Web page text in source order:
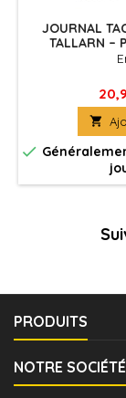
JOURNAL
TALLARN –


PRODUITS
NOTRE SOCIÉTÉ